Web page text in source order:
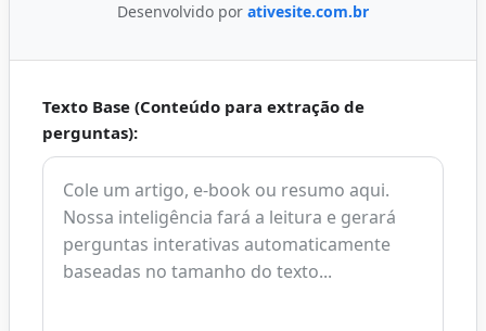
Desenvolvido por ativesite.com.br
Texto Base (Conteúdo para extração de
perguntas):